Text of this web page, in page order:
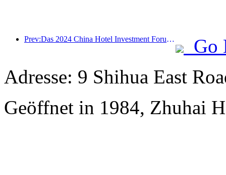
Prev:Das 2024 China Hotel Investment Forum wurde erfolgreich in Peking abgehalten
Go
Adresse: 9 Shihua East
Geöffnet in 1984, Zhuhai